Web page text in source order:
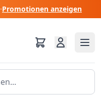
·Promotionen anzeigen